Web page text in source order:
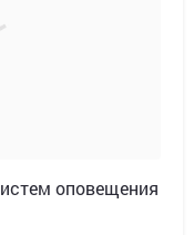
оповещения